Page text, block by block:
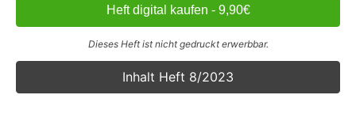
Heft digital kaufen - 9,90€
Dieses Heft ist nicht gedruckt erwerbbar.
Inhalt Heft 8/2023